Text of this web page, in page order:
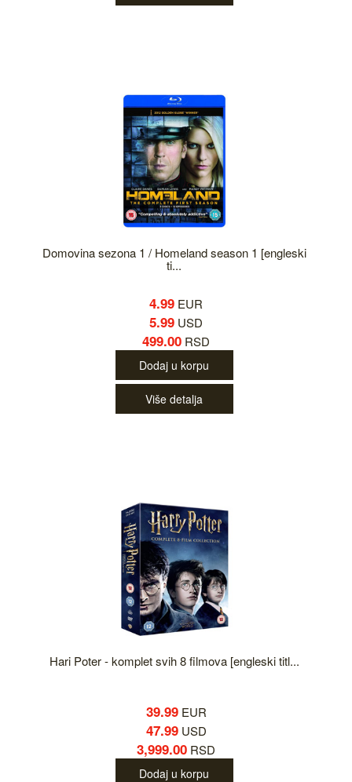
Domovina sezona 1 / Homeland season 1 [engleski
ti...
4.99 EUR
5.99 USD
499.00 RSD
Dodaj u korpu
Više detalja
Hari Poter - komplet svih 8 filmova [engleski titl...
39.99EUR
47.99USD
3,999.00 RSD
Dodaj u korpu